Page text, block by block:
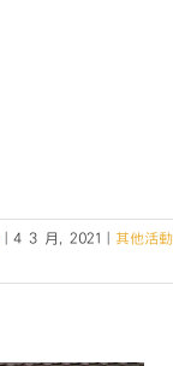
4 3 月, 2021 其他活動